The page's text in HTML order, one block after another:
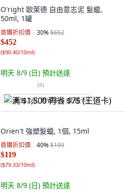
O'right 歐萊德 自由意志泥 髮蠟,
50ml, 1罐
首購折扣價 30%$652
$452
($90.40/10ml)
明天 8/9 (日) 預計送達
(8)
满 $1,500 再省 $75 (王道卡)
Orien't 強塑髮蠟, 1個, 15ml
首購折扣價 40%$199
$119
($79.33/10ml)
明天 8/9 (日) 預計送達